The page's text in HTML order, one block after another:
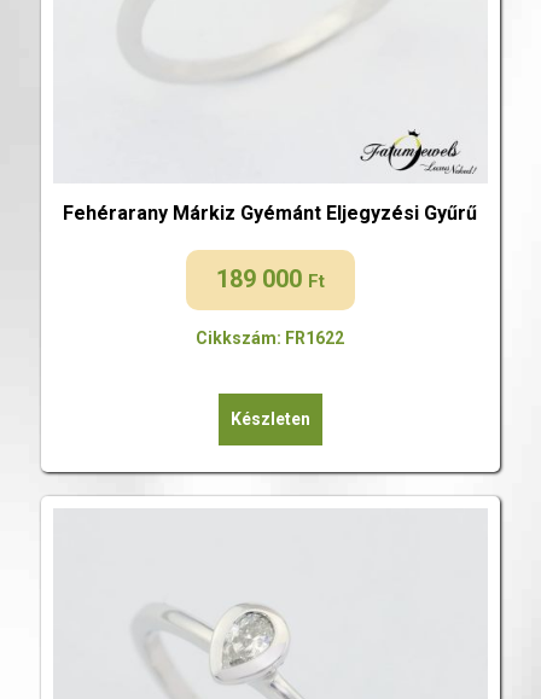
Fehérarany Márkiz Gyémánt Eljegyzési Gyűrű
189 000 Ft
Cikkszám: FR1622
Készleten